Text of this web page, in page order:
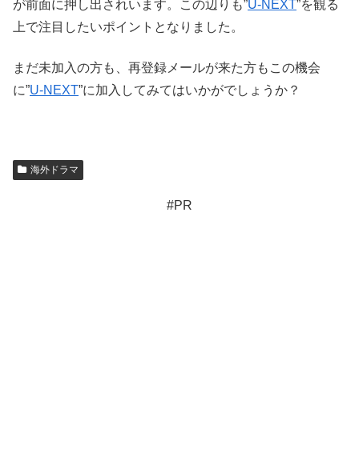
が前面に押し出されいます。この辺りも”U-NEXT”を観る
上で注目したいポイントとなりました。
まだ未加入の方も、再登録メールが来た方もこの機会
に”U-NEXT”に加入してみてはいかがでしょうか？
海外ドラマ
#PR